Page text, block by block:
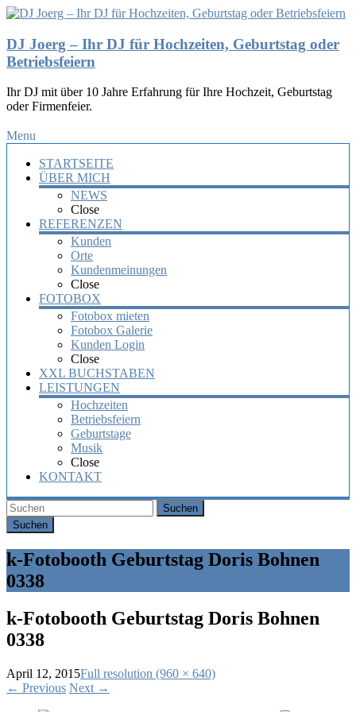
DJ Joerg – Ihr DJ für Hochzeiten, Geburtstag oder
Betriebsfeiern
Ihr DJ mit über 10 Jahre Erfahrung für Ihre Hochzeit, Geburtstag
oder Firmenfeier.
Menu
STARTSEITE
ÜBER MICH
NEWS
Close
REFERENZEN
Kunden
Orte
Kundenmeinungen
Close
FOTOBOX
Fotobox mieten
Fotobox Galerie
Kunden Login
Close
XXL BUCHSTABEN
LEISTUNGEN
Hochzeiten
Betriebsfeiern
Geburtstage
Musik
Close
KONTAKT
Suchen
k-Fotobooth Geburtstag Doris Bohnen
0338
k-Fotobooth Geburtstag Doris Bohnen
0338
April 12, 2015Full resolution (960 × 640)
← Previous Next →